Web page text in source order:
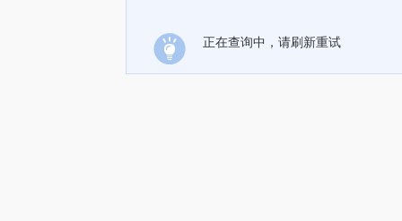
正在查询中，请刷新重试